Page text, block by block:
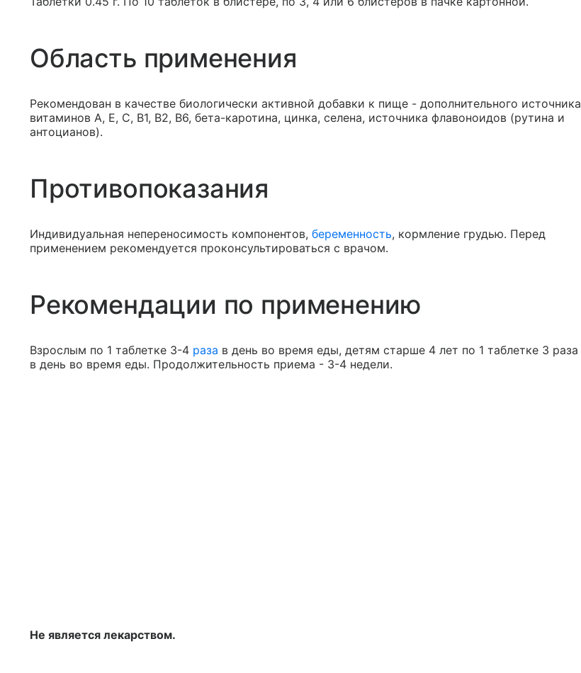
Область применения
Рекомендован в качестве биологически активной добавки к пище - дополнительного источника
витаминов А, Е, С, В1, В2, В6, бета-каротина, цинка, селена, источника флавоноидов (рутина и
антоцианов).
Противопоказания
Индивидуальная непереносимость компонентов, беременность, кормление грудью. Перед
применением рекомендуется проконсультироваться с врачом.
Рекомендации по применению
Взрослым по 1 таблетке 3-4 раза в день во время еды, детям старше 4 лет по 1 таблетке 3 раза
в день во время еды. Продолжительность приема - 3-4 недели.
Не является лекарством.